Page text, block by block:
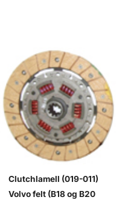
Clutchlamell (019-011)
Volvo felt (B18 og B20